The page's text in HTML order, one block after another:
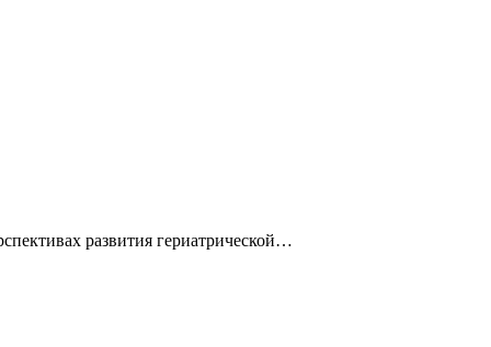
развития гериатрической…